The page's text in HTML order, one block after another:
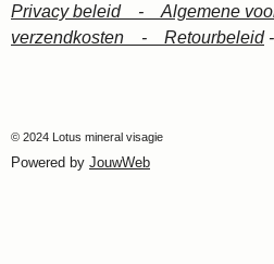
Privacy beleid - Algemene
verzendkosten - Retourbeleid-
© 2024 Lotus mineral visagie
Powered by JouwWeb